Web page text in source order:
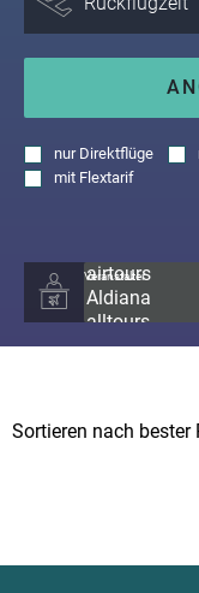
nur Direktflüge
mit Flextarif
Veranstalter